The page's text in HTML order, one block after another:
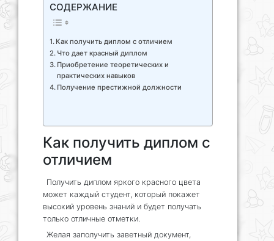
СОДЕРЖАНИЕ
Как получить диплом с отличием
Что дает красный диплом
Приобретение теоретических и
практических навыков
Получение престижной должности
Как получить диплом с
отличием
Получить диплом яркого красного цвета
может каждый студент, который покажет
высокий уровень знаний и будет получать
только отличные отметки.
Желая заполучить заветный документ,